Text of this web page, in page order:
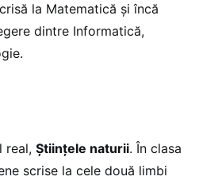
la Matematică și încă
dintre Informatică,
real, Științele naturii. În clasa
scrise la cele două limbi